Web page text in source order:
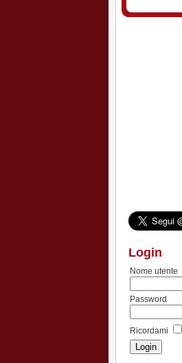
Login
Nome utente
Password
Ricordami